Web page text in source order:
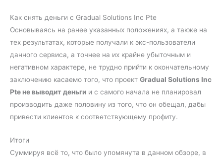
Как снять деньги с Gradual Solutions Inc Pte
Основываясь на ранее указанных положениях, а также на
тех результатах, которые получали к экс-пользователи
данного сервиса, а точнее на их крайне убыточным и
негативном характере, не трудно прийти к окончательному
заключению касаемо того, что проект Gradual Solutions Inc
Pte не выводит деньги и с самого начала не планировал
производить даже половину из того, что он обещал, дабы
привести клиентов к соответствующему профиту.
Итоги
Суммируя всё то, что было упомянута в данном обзоре, в